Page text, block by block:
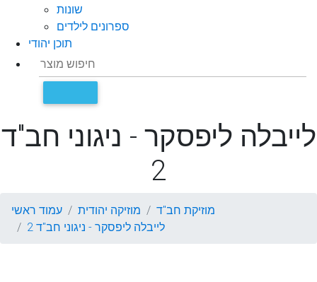
שונות
ספרונים לילדים
תוכן יהודי
לייבלה ליפסקר - ניגוני חב"ד
2
עמוד ראשי מוזיקה יהודית
מוזיקת חב"ד
לייבלה ליפסקר - ניגוני חב"ד 2